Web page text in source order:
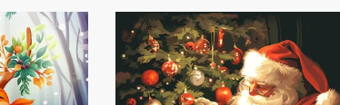
Diamond
Painting
Noche
alegre